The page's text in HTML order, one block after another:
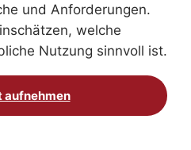
und Anforderungen.
welche
Nutzung sinnvoll ist.
aufnehmen